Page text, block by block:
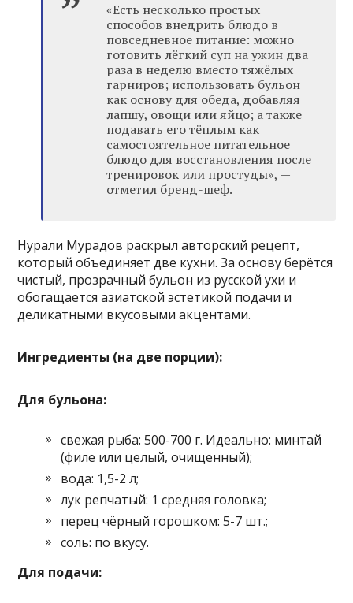
«Есть несколько простых
способов внедрить блюдо в
повседневное питание: можно
готовить лёгкий суп на ужин два
раза в неделю вместо тяжёлых
гарниров; использовать бульон
как основу для обеда, добавляя
лапшу, овощи или яйцо; а также
подавать его тёплым как
самостоятельное питательное
блюдо для восстановления после
тренировок или простуды», —
отметил бренд-шеф.
Нурали Мурадов раскрыл авторский рецепт,
который объединяет две кухни. За основу берётся
чистый, прозрачный бульон из русской ухи и
обогащается азиатской эстетикой подачи и
деликатными вкусовыми акцентами.
Ингредиенты (на две порции):
Для бульона:
свежая рыба: 500-700 г. Идеально: минтай
(филе или целый, очищенный);
вода: 1,5-2 л;
лук репчатый: 1 средняя головка;
перец чёрный горошком: 5-7 шт.;
соль: по вкусу.
Для подачи: